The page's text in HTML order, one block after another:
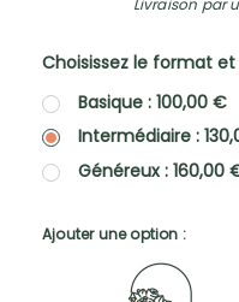
Livraison par
Choisissez le format et
Basique : 100,00 €
Intermédiaire :
Généreux : 160,00
Ajouter une option :